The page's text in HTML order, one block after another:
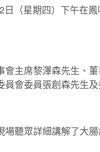
日（星期四）下午在
會主席黎澤森先生、
員會委員張創森先生
場聽眾詳細講解了大